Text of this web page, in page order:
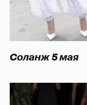
Соланж 5 мая